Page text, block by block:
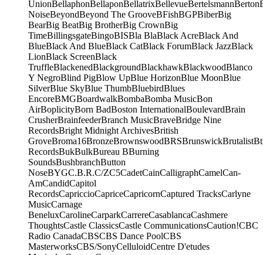
UnionBellaphonBellaponBellatrixBellevueBertelsmannBerton
NoiseBeyondBeyond The GrooveBFishBGPBiberBig
BearBig BeatBig BrotherBig CrownBig
TimeBillingsgateBingoBISBla BlaBlack AcreBlack And
BlueBlack And BlueBlack CatBlack ForumBlack JazzBlack
LionBlack ScreenBlack
TruffleBlackenedBlackgroundBlackhawkBlackwoodBlanco
Y NegroBlind PigBlow UpBlue HorizonBlue MoonBlue
SilverBlue SkyBlue ThumbBluebirdBlues
EncoreBMGBoardwalkBombaBomba MusicBon
AirBoplicityBorn BadBoston InternationalBoulevardBrain
CrusherBrainfeederBranch MusicBraveBridge Nine
RecordsBright Midnight ArchivesBritish
GroveBroma16BronzeBrownswoodBRSBrunswickBrutalist
RecordsBukBulkBureau BBurning
SoundsBushbranchButton
NoseBYGC.B.R.C/ZC5CadetCainCalligraphCamelCan-
AmCandidCapitol
RecordsCapriccioCapriceCapricornCaptured TracksCarlyne
MusicCarnage
BeneluxCarolineCarparkCarrereCasablancaCashmere
ThoughtsCastle ClassicsCastle CommunicationsCaution!CBC
Radio CanadaCBSCBS Dance PoolCBS
MasterworksCBS/SonyCelluloidCentre D'etudes